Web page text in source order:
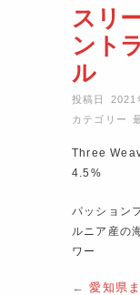
スリ
ント
ル
投稿日 2021
カテゴリー
Three
4.5%
パッション
ルニア産の
ワー
←愛知県